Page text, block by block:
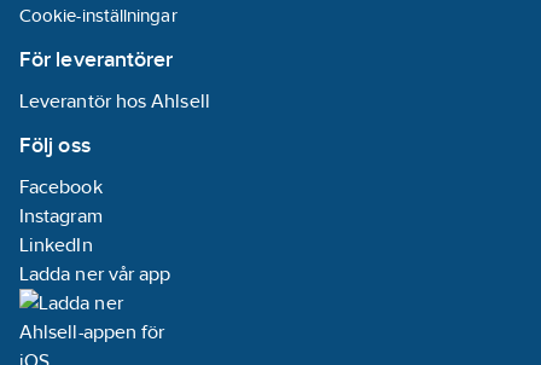
Cookie-inställningar
För leverantörer
Leverantör hos Ahlsell
Följ oss
Facebook
Instagram
LinkedIn
Ladda ner vår app